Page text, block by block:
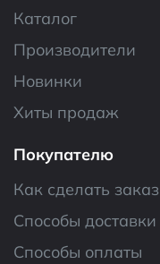
Каталог
Производители
Новинки
Хиты продаж
Покупателю
Как сделать заказ
Способы доставки
Способы оплаты